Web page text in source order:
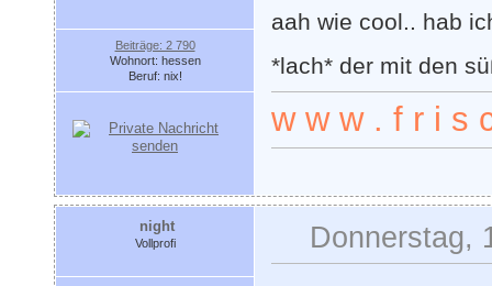
Beiträge: 2 790
Wohnort: hessen
Beruf: nix!
aah wie cool.. hab
*lach* der mit den
w w w . f r i s
night
Vollprofi Donnerstag,